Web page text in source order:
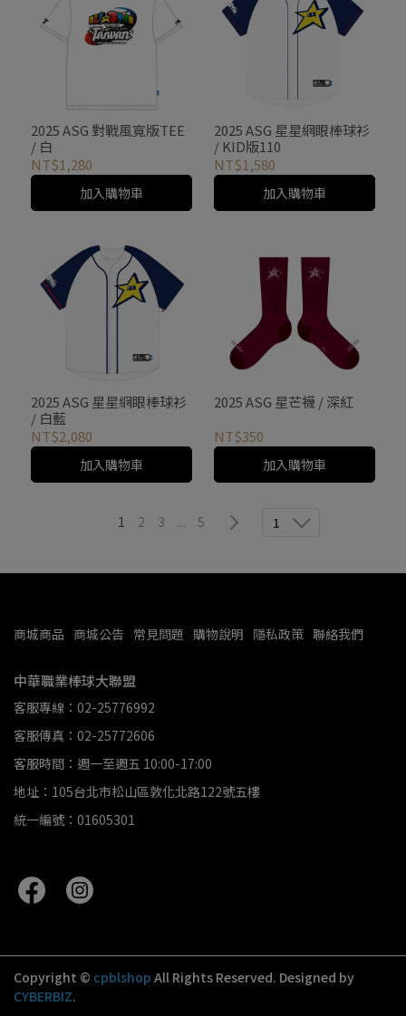
2025 ASG 對戰風寬版TEE
/ 白
NT$1,280
加入購物車
2025 ASG 星星網眼棒球衫
/ KID版110
NT$1,580
加入購物車
2025 ASG 星星網眼棒球衫
/ 白藍
NT$2,080
加入購物車
2025 ASG 星芒襪 / 深紅
NT$350
加入購物車
1 2 3 ... 5 1
商城商品 商城公告 常見問題 購物說明 隱私政策 聯絡我們
中華職業棒球大聯盟
客服專線：02-25776992
客服傳真：02-25772606
客服時間：週一至週五 10:00-17:00
地址：105台北市松山區敦化北路122號五樓
統一編號：01605301
Copyright © cpblshop All Rights Reserved. Designed by
CYBERBIZ.